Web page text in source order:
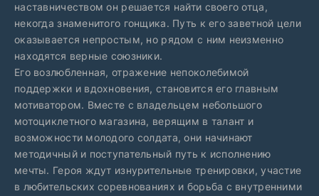
наставничеством он решается найти своего отца,
некогда знаменитого гонщика. Путь к его заветной цели
оказывается непростым, но рядом с ним неизменно
находятся верные союзники.
Его возлюбленная, отражение непоколебимой
поддержки и вдохновения, становится его главным
мотиватором. Вместе с владельцем небольшого
мотоциклетного магазина, верящим в талант и
возможности молодого солдата, они начинают
методичный и поступательный путь к исполнению
мечты. Героя ждут изнурительные тренировки, участие
в любительских соревнованиях и борьба с внутренними